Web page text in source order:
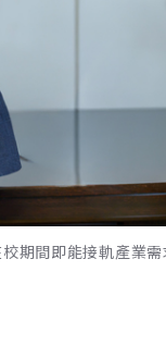
期間即能接軌產業